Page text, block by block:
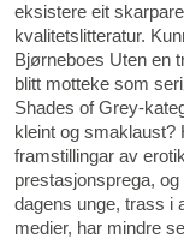
eksistere eit
kvalitetslitteratur.
Bjørneboes Uten en
blitt motteke som
Shades of Grey-
kleint og smaklaust?
framstillingar av
prestasjonsprega,
dagens unge, trass i
medier, har mindre